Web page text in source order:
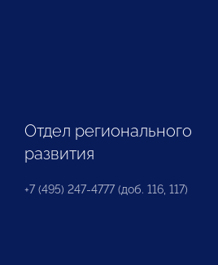
Отдел регионального
развития
+7 (495) 247-4777 (доб. 116, 117)